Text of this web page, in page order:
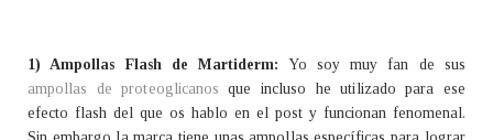
1) Ampollas Flash de Martiderm: Yo soy muy fan de sus
ampollas de proteoglicanos que incluso he utilizado para ese
efecto flash del que os hablo en el post y funcionan fenomenal.